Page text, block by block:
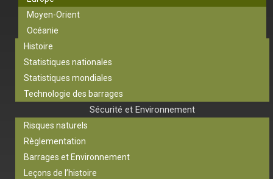
Moyen-Orient
Océanie
Histoire
Statistiques nationales
Statistiques mondiales
Technologie des barrages
Sécurité et Environnement
Risques naturels
Règlementation
Barrages et Environnement
Leçons de l’histoire